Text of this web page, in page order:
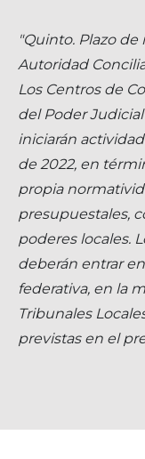
"Quinto. Plazo
Autoridad
Los Centros de
del Poder
iniciarán
de 2022, en
propia
presupuestales,
poderes locales.
deberán entrar
federativa, en la
Tribunales
previstas en el